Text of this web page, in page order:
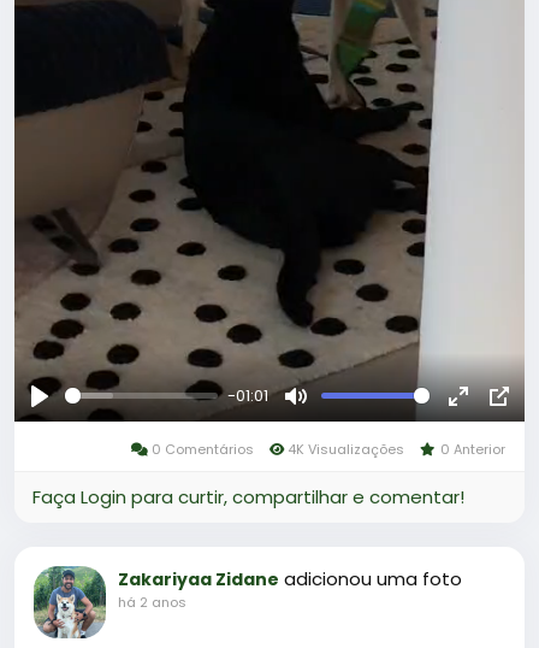
Reproduzir
-01:01
Mute
in-
0 Comentários 4K Visualizações 0 Anterior
Faça Login para curtir, compartilhar e comentar!
Zakariyaa Zidane adicionou uma foto
há 2 anos